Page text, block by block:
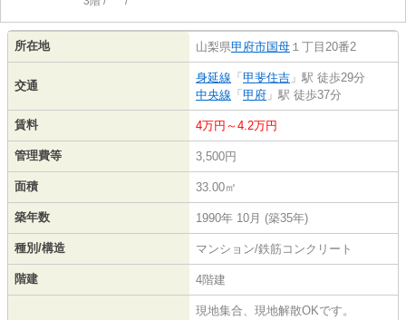
所在地 山梨県甲府市国母 １丁目20番2
交通
身延線 「 甲斐住吉 」駅 徒歩29分
中央線 「 甲府 」駅 徒歩37分
賃料 4万円～4.2万円
管理費等 3,500円
面積 33.00㎡
築年数 1990年 10月 (築35年)
種別/構造 マンション/鉄筋コンクリート
階建 4階建
現地集合、現地解散OKです。